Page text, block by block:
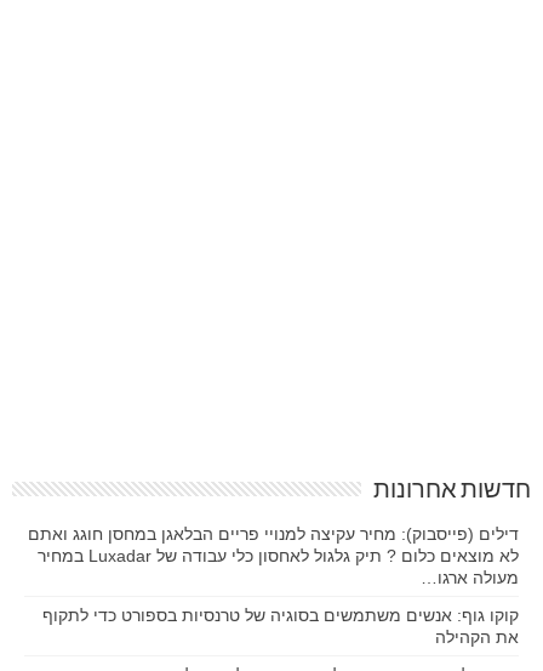
חדשות אחרונות
דילים (פייסבוק): מחיר עקיצה למנויי פריים הבלאגן במחסן חוגג ואתם
לא מוצאים כלום ? תיק גלגול לאחסון כלי עבודה של Luxadar במחיר
מעולה ארגו…
קוקו גוף: אנשים משתמשים בסוגיה של טרנסיות בספורט כדי לתקוף
את הקהילה